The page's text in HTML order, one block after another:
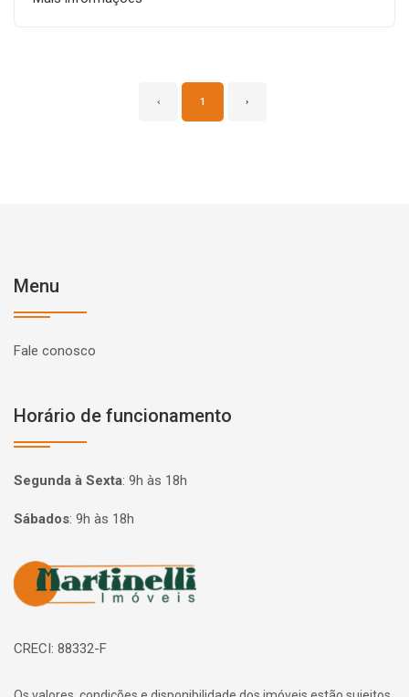
‹ 1 ›
Menu
Fale conosco
Horário de funcionamento
Segunda à Sexta: 9h às 18h
Sábados: 9h às 18h
Página inicial
CRECI: 88332-F